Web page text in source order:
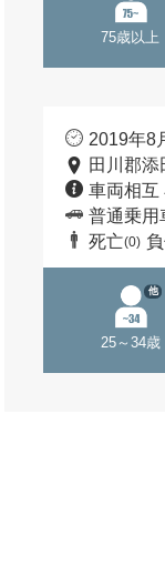
75歳以上
2019年8
田川郡
車両相互
普通乗用
死亡(0)
25～34歳
他